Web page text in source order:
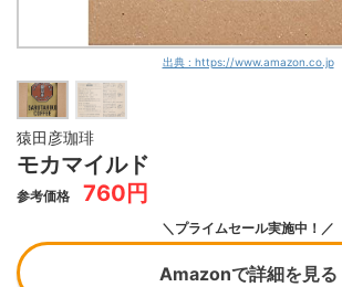
出典 : https://www.amazon.co.jp
猿田彦珈琲
モカマイルド
参考価格 760円
＼プライムセール実施中！／
Amazonで詳細を見る